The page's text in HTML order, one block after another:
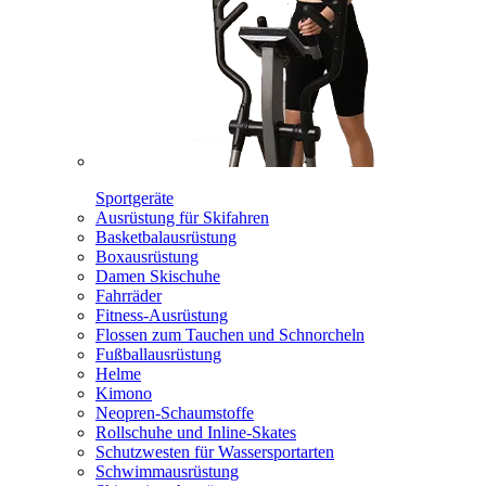
Sportgeräte
Ausrüstung für Skifahren
Basketbalausrüstung
Boxausrüstung
Damen Skischuhe
Fahrräder
Fitness-Ausrüstung
Flossen zum Tauchen und Schnorcheln
Fußballausrüstung
Helme
Kimono
Neopren-Schaumstoffe
Rollschuhe und Inline-Skates
Schutzwesten für Wassersportarten
Schwimmausrüstung